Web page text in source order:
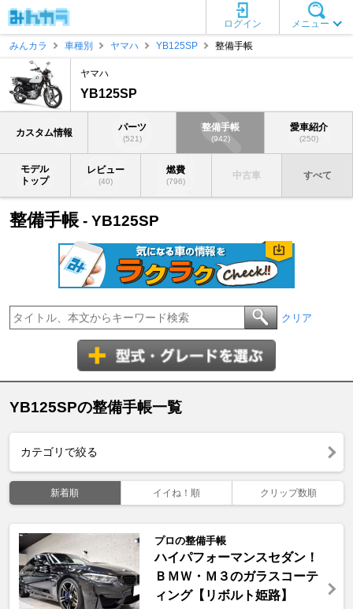
メニュー
ログイン
みんカラ
車種別 ヤマハ YB125SP 整備手帳
ヤマハ
YB125SP
カスタム情報 パーツ
(521)
整備手帳
(942)
愛車紹介
(250)
モデル
トップ
レビュー
(40)
燃費
(796)
中古車 すべて
整備手帳 - YB125SP
クリア
YB125SPの整備手帳一覧
カテゴリで絞る
新着順 イイね！順 クリップ数順
プロの整備手帳
ハイパフォーマンスセダン！
ＢＭＷ・Ｍ３のガラスコーテ
ィング【リボルト姫路】